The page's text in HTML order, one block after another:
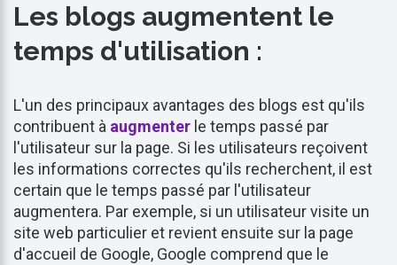
Les blogs augmentent le
temps d'utilisation :
L'un des principaux avantages des blogs est qu'ils
contribuent à augmenter le temps passé par
l'utilisateur sur la page. Si les utilisateurs reçoivent
les informations correctes qu'ils recherchent, il est
certain que le temps passé par l'utilisateur
augmentera. Par exemple, si un utilisateur visite un
site web particulier et revient ensuite sur la page
d'accueil de Google, Google comprend que le